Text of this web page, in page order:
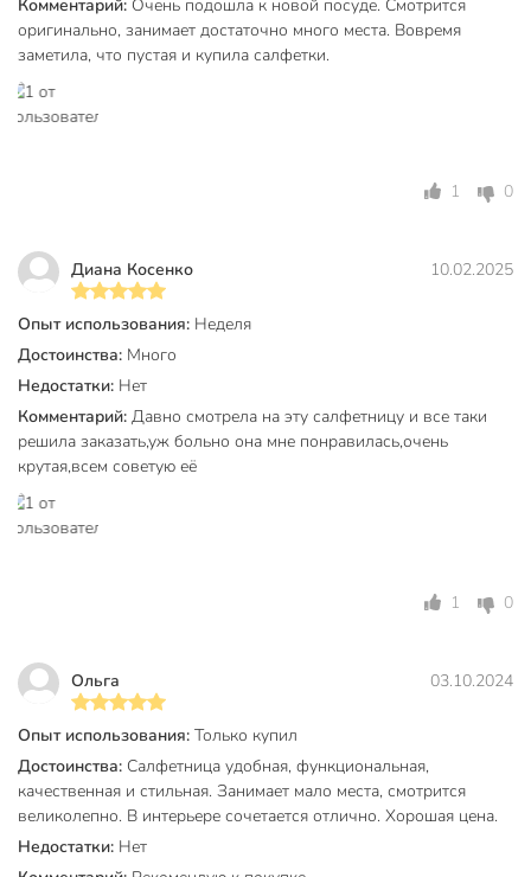
Вес в упаковке
355 г
Габариты упаковки
Комментарий: Очень подошла к новой посуде. Смотрится
оригинально, занимает достаточно много места. Вовремя
заметила, что пустая и купила салфетки.
1 0
Диана Косенко 10.02.2025
Опыт использования: Неделя
Достоинства: Много
Недостатки: Нет
Комментарий: Давно смотрела на эту салфетницу и все таки
решила заказать,уж больно она мне понравилась,очень
крутая,всем советую её
1 0
Ольга 03.10.2024
Опыт использования: Только купил
Достоинства: Салфетница удобная, функциональная,
качественная и стильная. Занимает мало места, смотрится
великолепно. В интерьере сочетается отлично. Хорошая цена.
Недостатки: Нет